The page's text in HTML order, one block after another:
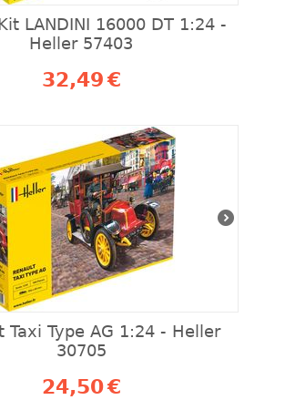
LANDINI 16000 DT 1:24 -
Heller 57403
32,49€
Taxi Type AG 1:24 - Heller
30705
24,50€